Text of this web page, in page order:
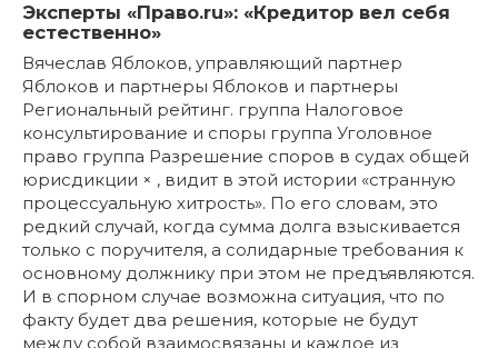
Эксперты «Право.ru»: «Кредитор вел себя
естественно»
Вячеслав Яблоков, управляющий партнер
Яблоков и партнеры Яблоков и партнеры
Региональный рейтинг. группа Налоговое
консультирование и споры группа Уголовное
право группа Разрешение споров в судах общей
юрисдикции × , видит в этой истории «странную
процессуальную хитрость». По его словам, это
редкий случай, когда сумма долга взыскивается
только с поручителя, а солидарные требования к
основному должнику при этом не предъявляются.
И в спорном случае возможна ситуация, что по
факту будет два решения, которые не будут
между собой взаимосвязаны и каждое из